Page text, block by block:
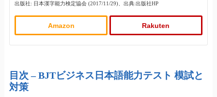
出版社: 日本漢字能力検定協会 (2017/11/29)、出典:出版社HP
Amazon Rakuten
目次 – BJTビジネス日本語能力テスト 模試と
対策